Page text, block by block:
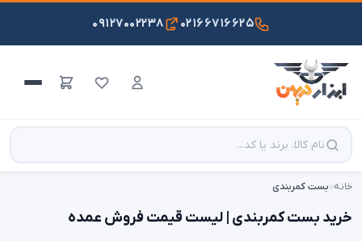
۰۲۱۶۶۷۱۶۶۲۵ ۰۹۱۲۷۰۰۲۲۳۸
خانه›
›بست کمربندی
خرید بست کمربندی | لیست قیمت فروش عمده